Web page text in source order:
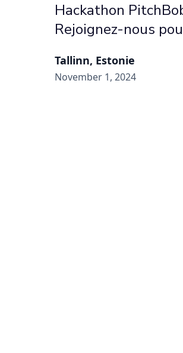
Hackathon
Rejoignez-nous
Tallinn, Estonie
November 1, 2024